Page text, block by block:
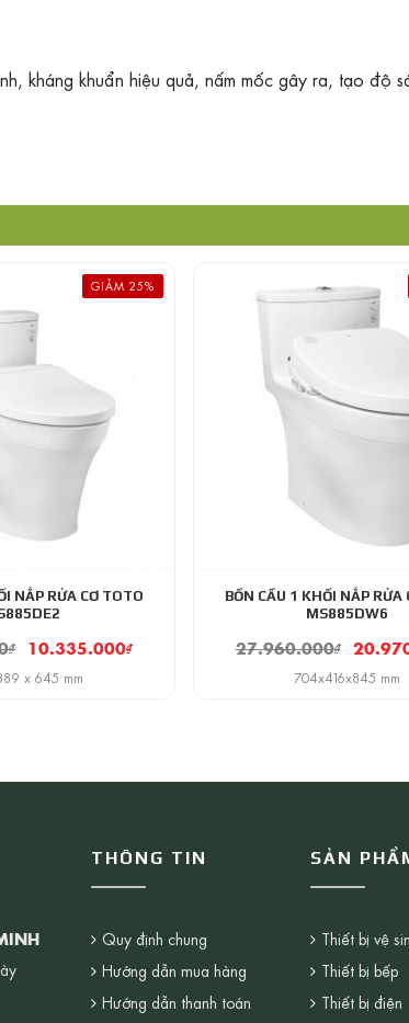
kháng khuẩn hiệu quả, nấm mốc gây ra, tạo độ
GIẢM 25%
NẮP RỬA CƠ TOTO
₫ 10.335.000₫
x 645 mm
BỒN CẦU 1 KHỐI NẮP RỬA
MS885DW6
27.960.000₫
704x416x845 mm
THÔNG TIN
Quy định chung
Hướng dẫn mua hàng
Hướng dẫn thanh toán
SẢN
Thiết bị vệ
Thiết bị bếp
Thiết bị điện